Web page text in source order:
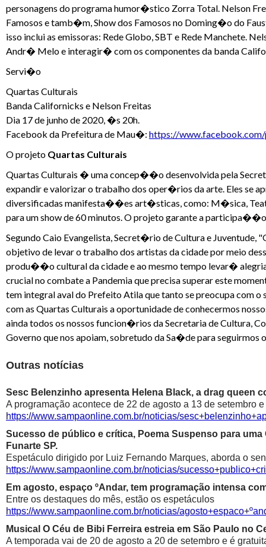
personagens do programa humor�stico Zorra Total. Nelson
Famosos e tamb�m, Show dos Famosos no Doming�o do
isso inclui as emissoras: Rede Globo, SBT e Rede Manchete.
Andr� Melo e interagir� com os componentes da banda
Servi�o
Quartas Culturais
Banda Californicks e Nelson Freitas
Dia 17 de junho de 2020, �s 20h.
Facebook da Prefeitura de Mau�: https://
O projeto Quartas Culturais
Quartas Culturais � uma concep��o desenvolvida pela
expandir e valorizar o trabalho dos oper�rios da arte. Eles se
diversificadas manifesta��es art�sticas, como: M�sica,
para um show de 60 minutos. O projeto garante a
Segundo Caio Evangelista, Secret�rio de Cultura e
objetivo de levar o trabalho dos artistas da cidade por meio
produ��o cultural da cidade e ao mesmo tempo levar�
crucial no combate a Pandemia que precisa superar este
tem integral aval do Prefeito Atila que tanto se preocupa com
com as Quartas Culturais a oportunidade de conhecermos
ainda todos os nossos funcion�rios da Secretaria de Cultura,
Governo que nos apoiam, sobretudo da Sa�de para
Outras notícias
Sesc Belenzinho apresenta Helena Black, a drag queen
A programação acontece de 22 de agosto a 13 de setembro
https://www.sampaonline.com.br/noticias/
Sucesso de público e crítica, Poema Suspenso para
Funarte SP.
Espetáculo dirigido por Luiz Fernando Marques, aborda o
https://www.sampaonline.com.br/noticias/
Em agosto, espaço ºAndar, tem programação intensa
Entre os destaques do mês, estão os espetáculos
https://www.sampaonline.com.br/noticias/
Musical O Céu de Bibi Ferreira estreia em São Paulo no
A temporada vai de 20 de agosto a 20 de setembro e é